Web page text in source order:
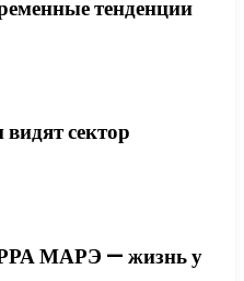
тенденции
сектор
МАРЭ — жизнь у